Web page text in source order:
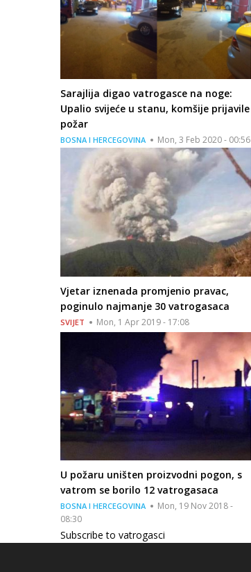
Sarajlija digao vatrogasce na noge:
Upalio svijeće u stanu, komšije prijavile
požar
BOSNA I HERCEGOVINA Mon, 3 Feb 2020 - 00:56
Vjetar iznenada promjenio pravac,
poginulo najmanje 30 vatrogasaca
SVIJET Mon, 1 Apr 2019 - 17:08
U požaru uništen proizvodni pogon, s
vatrom se borilo 12 vatrogasaca
BOSNA I HERCEGOVINA
Mon, 19 Nov 2018 -
08:30
Subscribe to vatrogasci